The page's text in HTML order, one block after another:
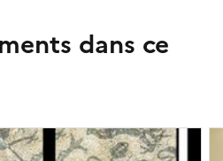
dans ce